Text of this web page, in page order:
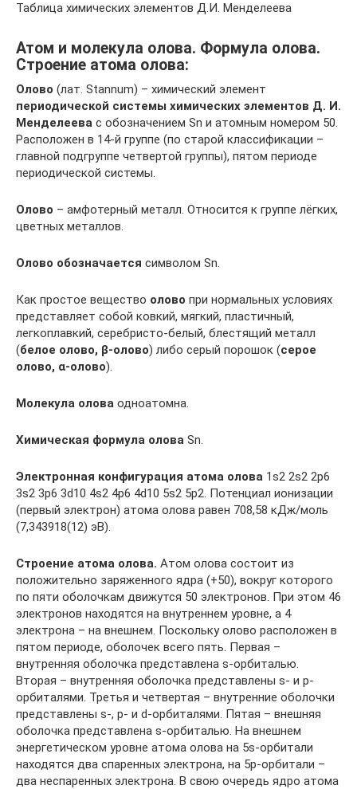
Таблица химических элементов Д.И. Менделеева
Атом и молекула олова. Формула олова.
Строение атома олова:
Олово (лат. Stannum) – химический элемент
периодической системы химических элементов Д. И.
Менделеева с обозначением Sn и атомным номером 50.
Расположен в 14-й группе (по старой классификации –
главной подгруппе четвертой группы), пятом периоде
периодической системы.
Олово – амфотерный металл. Относится к группе лёгких,
цветных металлов.
Олово обозначается символом Sn.
Как простое вещество олово при нормальных условиях
представляет собой ковкий, мягкий, пластичный,
легкоплавкий, серебристо-белый, блестящий металл
(белое олово, β-олово) либо серый порошок (серое
олово, α-олово).
Молекула олова одноатомна.
Химическая формула олова Sn.
Электронная конфигурация атома олова 1s2 2s2 2p6
3s2 3p6 3d10 4s2 4p6 4d10 5s2 5p2. Потенциал ионизации
(первый электрон) атома олова равен 708,58 кДж/моль
(7,343918(12) эВ).
Строение атома олова. Атом олова состоит из
положительно заряженного ядра (+50), вокруг которого
по пяти оболочкам движутся 50 электронов. При этом 46
электронов находятся на внутреннем уровне, а 4
электрона – на внешнем. Поскольку олово расположен в
пятом периоде, оболочек всего пять. Первая –
внутренняя оболочка представлена s-орбиталью.
Вторая – внутренняя оболочка представлены s- и р-
орбиталями. Третья и четвертая – внутренние оболочки
представлены s-, р- и d-орбиталями. Пятая – внешняя
оболочка представлена s-орбиталью. На внешнем
энергетическом уровне атома олова на 5s-орбитали
находятся два спаренных электрона, на 5p-орбитали –
два неспаренных электрона. В свою очередь ядро атома